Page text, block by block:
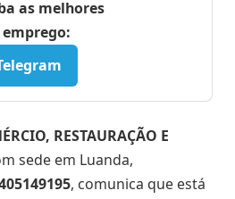
as melhores
RESTAURAÇÃO E
sede em Luanda,
, comunica que está